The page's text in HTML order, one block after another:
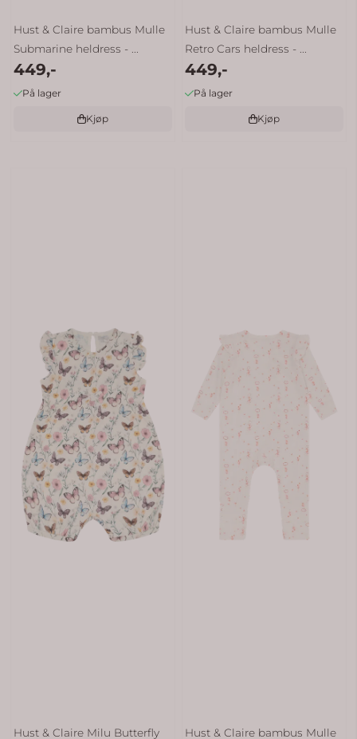
Hust & Claire bambus Mulle
Submarine heldress - ...
449,-
På lager
Kjøp
Hust & Claire bambus Mulle
Retro Cars heldress - ...
449,-
På lager
Kjøp
Hust & Claire Milu Butterfly Hust & Claire bambus Mulle